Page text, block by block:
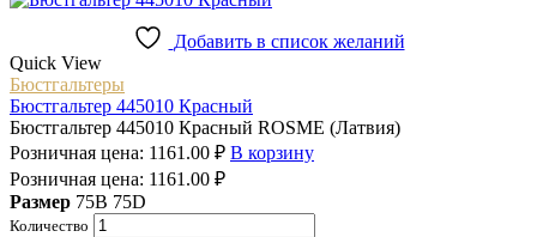
Добавить в список желаний
Quick View
Бюстгальтеры
Бюстгальтер 445010 Красный
Бюстгальтер 445010 Красный ROSME (Латвия)
Розничная цена: 1161.00 ₽ В корзину
Розничная цена: 1161.00 ₽
Размер 75B 75D
Количество